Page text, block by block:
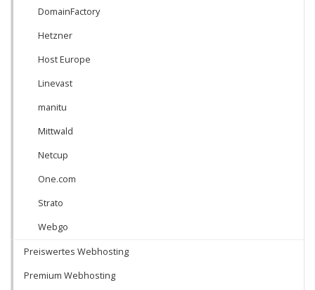
DomainFactory
Hetzner
Host Europe
Linevast
manitu
Mittwald
Netcup
One.com
Strato
Webgo
Preiswertes Webhosting
Premium Webhosting